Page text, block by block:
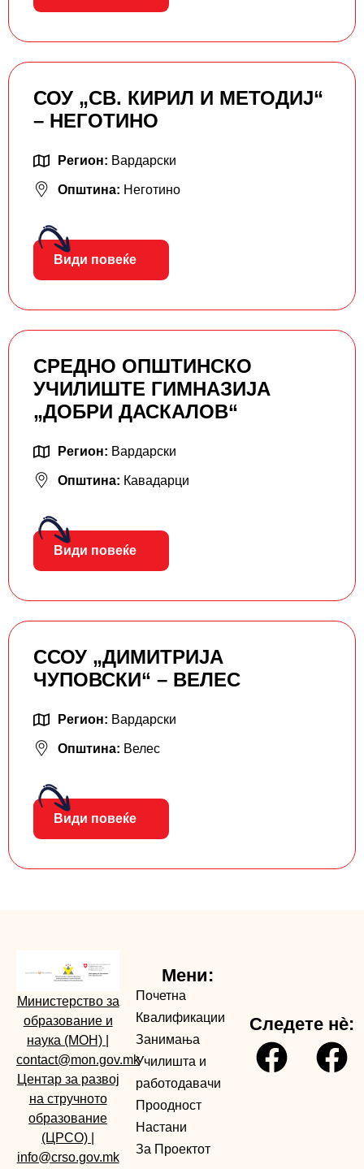
СОУ „СВ. КИРИЛ И МЕТОДИЈ“
– НЕГОТИНО
Регион: Вардарски
Општина: Неготино
Види повеќе
СРЕДНО ОПШТИНСКО
УЧИЛИШТЕ ГИМНАЗИЈА
„ДОБРИ ДАСКАЛОВ“
Регион: Вардарски
Општина: Кавадарци
Види повеќе
ССОУ „ДИМИТРИЈА
ЧУПОВСКИ“ – ВЕЛЕС
Регион: Вардарски
Општина: Велес
Види повеќе
Министерство за
образование и
наука (МОН)
contact@mon.gov.mk
Центар за развој
на стручното
образование
(ЦРСО)
info@crso.gov.mk
Мени:
Почетна
Квалификации
Занимања
Училишта и
работодавачи
Проодност
Настани
За Проектот
Следете нè: